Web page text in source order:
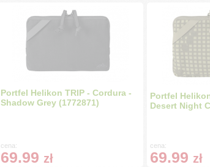
Portfel Helikon TRIP - Cordura -
Shadow Grey (1772871)
cena:
69.99 zł
Portfel
Desert Night
cena:
69.99 zł